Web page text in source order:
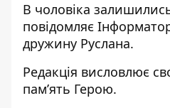
В чоловіка
повідомляє
дружину Руслана.
Редакція висловлює
пам’ять Герою.